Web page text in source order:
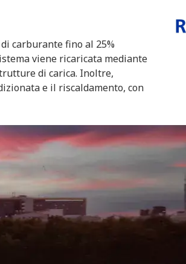
carburante fino al 25%
viene ricaricata mediante
di carica. Inoltre,
e il riscaldamento, con